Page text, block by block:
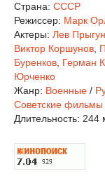
Страна: СССР
Режиссер: Марк
Актеры: Лев
Виктор Коршунов
Буренков Герман
Юрченко
Жанр: Военные /
Советские фильмы
Длительность: 244